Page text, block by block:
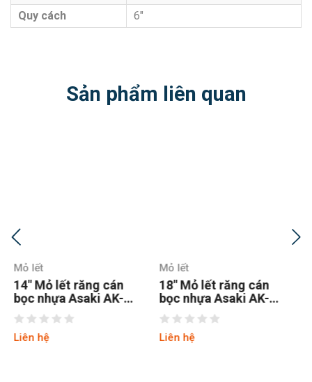
Quy cách
6″
Sản phẩm liên quan
Mỏ lết
18″ Mỏ lết răng cán
bọc nhựa Asaki AK-
635
Liên hệ
Mỏ lết
24″ Mỏ lết răng cán
bọc nhựa Asaki AK-
636
Liên hệ